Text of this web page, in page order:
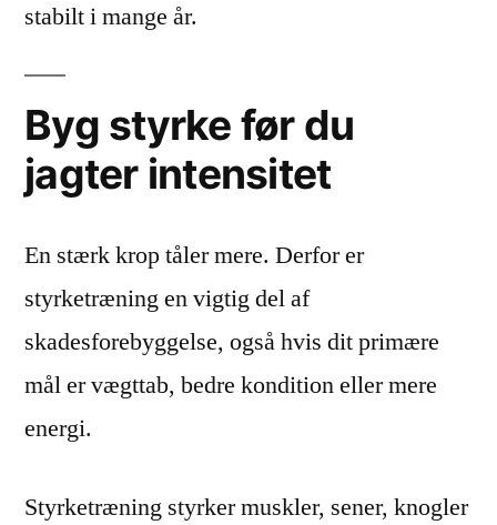
stabilt i mange år.
Byg styrke før du
jagter intensitet
En stærk krop tåler mere. Derfor er
styrketræning en vigtig del af
skadesforebyggelse, også hvis dit primære
mål er vægttab, bedre kondition eller mere
energi.
Styrketræning styrker muskler, sener, knogler